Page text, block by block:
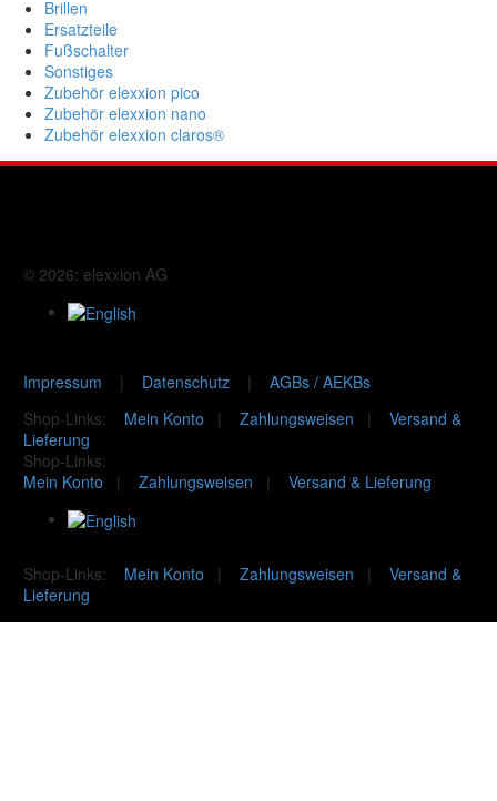
Brillen
Ersatzteile
Fußschalter
Sonstiges
Zubehör elexxion pico
Zubehör elexxion nano
Zubehör elexxion claros®
© 2026: elexxion AG
Impressum | Datenschutz | AGBs / AEKBs
Shop-Links:
Mein Konto | Zahlungsweisen | Versand &
Lieferung
Shop-Links:
Mein Konto | Zahlungsweisen | Versand & Lieferung
Shop-Links: Mein Konto | Zahlungsweisen | Versand &
Lieferung